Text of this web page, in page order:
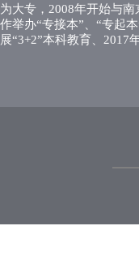
为大专，2008年开始与
作举办“专接本”、“专起
展“3+2”本科教育、2017